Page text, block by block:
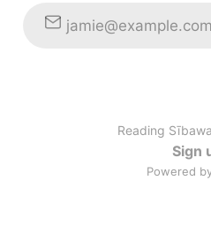
jamie@example.com
Reading
Sign
Powered